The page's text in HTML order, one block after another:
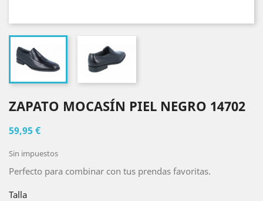
ZAPATO MOCASÍN PIEL NEGRO 14702
59,95 €
Sin impuestos
Perfecto para combinar con tus prendas favoritas.
Talla